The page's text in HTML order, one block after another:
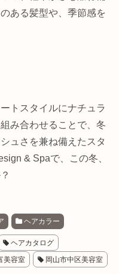
ある髪型や、季節感を
トスタイルにナチュラ
み合わせることで、冬
ュさを兼ね備えたスタ
& Spaで、この冬、
ヘアカラー
ヘアカタログ
美容室
岡山市中区美容室